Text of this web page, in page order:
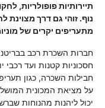
תיירותיות פופולריות,
נוף. זוהי גם דרך מצוינת
מתעריפים יקרים של
חברות השכרת רכב
חסכוניות קטנות ועד רכבי
חבילות השכרה, כגון
על מציאת המכונית
יכול ליהנות מהנוחות